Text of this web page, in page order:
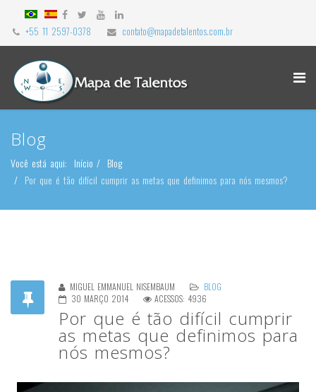
+55 11 2597-0378 contato@mapadetalentos.com.br
Blog
Você está aqui: Início
Blog
Por que é tão difícil cumprir as metas que definimos para nós mesmos?
MIGUEL EMMANUEL NISEMBAUM
BLOG
30 MARÇO 2014
ACESSOS: 4936
Por que é tão difícil cumprir
as metas que definimos para
nós mesmos?